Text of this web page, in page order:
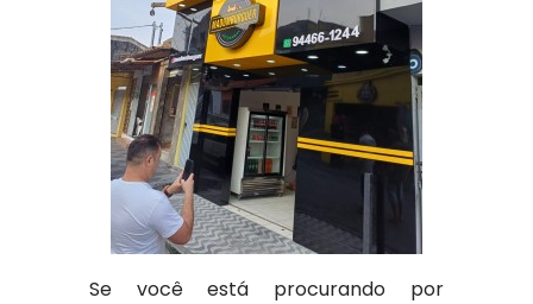
Se você está procurando por